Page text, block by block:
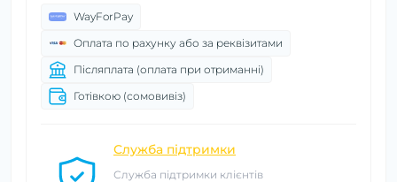
WayForPay
Оплата по рахунку або за реквізитами
Післяплата (оплата при отриманні)
Готівкою (сомовивіз)
Служба підтримки
Служба підтримки клієнтів